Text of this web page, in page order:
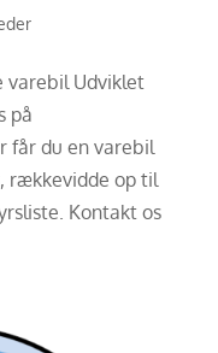
varebil Udviklet
på
får du en varebil
rækkevidde op til
Kontakt os